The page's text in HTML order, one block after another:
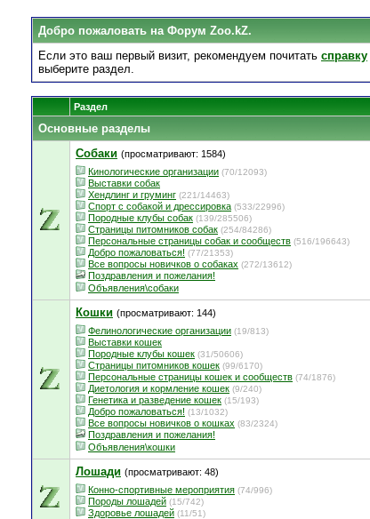
Добро пожаловать на Форум Zoo.kZ.
Если это ваш первый визит, рекомендуем почитать справку
выберите раздел.
Раздел
Основные разделы
Собаки (просматривают: 1584)
Кинологические организации (70/12093)
Выставки собак
Хендлинг и груминг (221/14463)
Спорт с собакой и дрессировка (533/22996)
Породные клубы собак (139/285506)
Страницы питомников собак (254/84286)
Персональные страницы собак и сообществ (516/196643)
Добро пожаловаться! (77/21353)
Все вопросы новичков о собаках (272/13612)
Поздравления и пожелания!
Объявления\собаки
Кошки (просматривают: 144)
Фелинологические организации (19/813)
Выставки кошек
Породные клубы кошек (31/50606)
Страницы питомников кошек (99/6170)
Персональные страницы кошек и сообществ (74/1876)
Диетология и кормление кошек (9/240)
Генетика и разведение кошек (15/193)
Добро пожаловаться! (13/1032)
Все вопросы новичков о кошках (83/2324)
Поздравления и пожелания!
Объявления\кошки
Лошади (просматривают: 48)
Конно-спортивные мероприятия (74/996)
Породы лошадей (15/742)
Здоровье лошадей (11/51)